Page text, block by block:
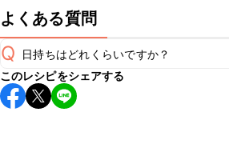
よくある質問
Q 日持ちはどれくらいですか？
保存期間は冷蔵で当日中が目安です。な
し上がりください。
このレシピをシェアする